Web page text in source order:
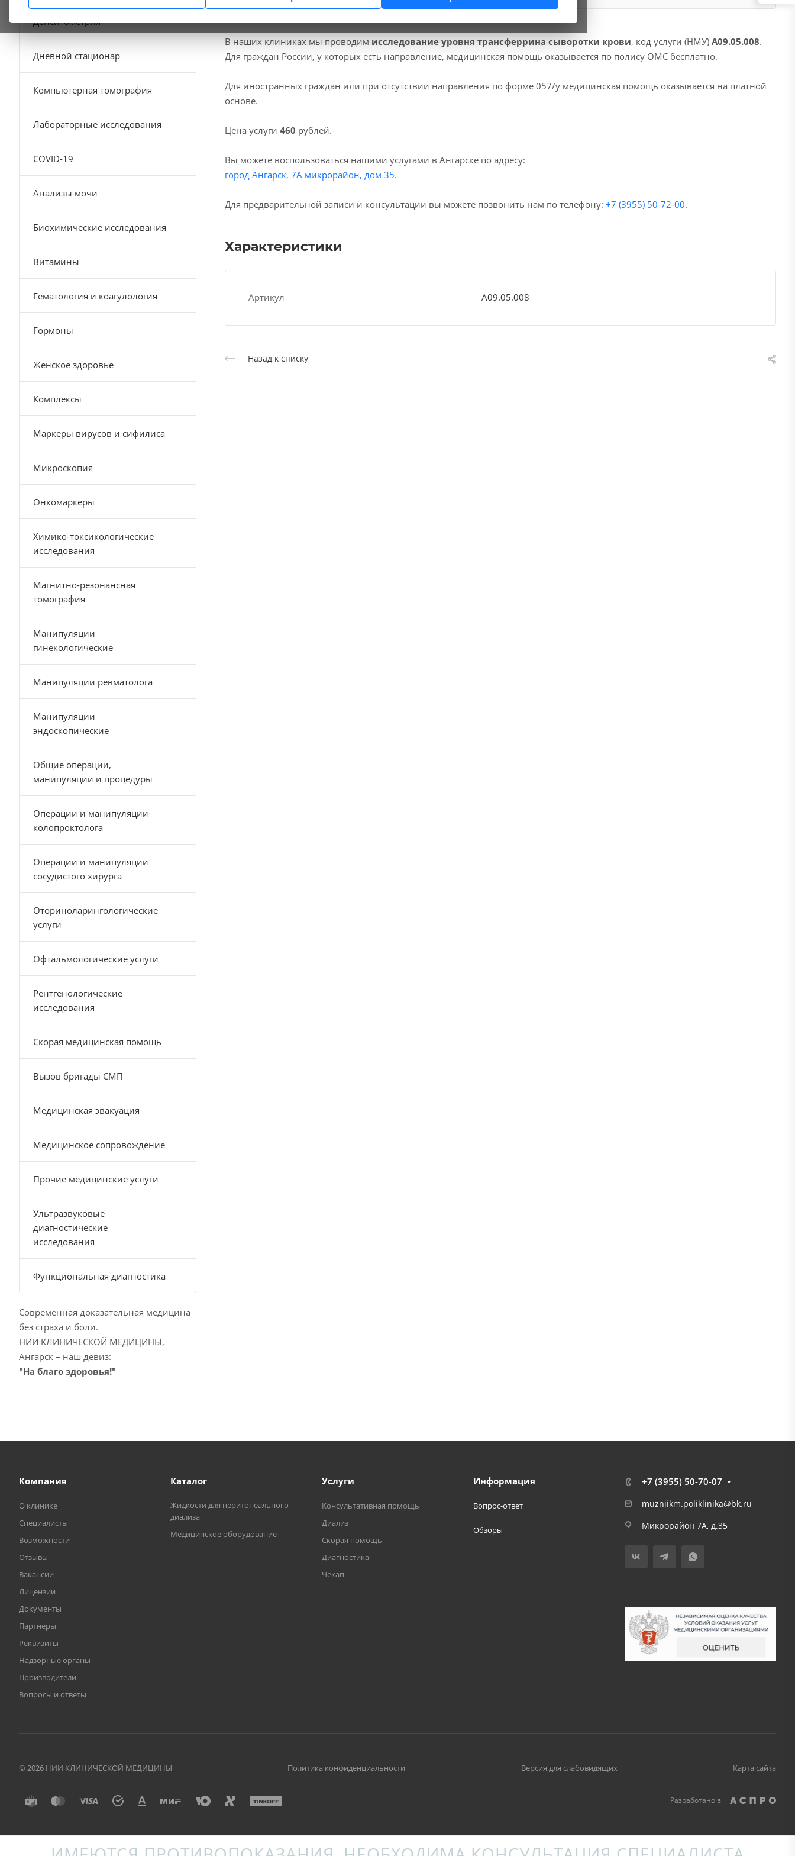
В наших клиниках мы проводим исследование уровня трансферрина сыворотки крови, код услуги (НМУ) A09.05.008.
Для граждан России, у которых есть направление, медицинская помощь оказывается по полису ОМС бесплатно.
Для иностранных граждан или при отсутствии направления по форме 057/у медицинская помощь оказывается на платной
основе.
Цена услуги 460 рублей.
Вы можете воспользоваться нашими услугами в Ангарске по адресу:
город Ангарск, 7А микрорайон, дом 35.
Для предварительной записи и консультации вы можете позвонить нам по телефону: +7 (3955) 50-72-00.
Характеристики
Артикул A09.05.008
Назад к списку
Денситометрия
Дневной стационар
Компьютерная томография
Лабораторные исследования
COVID-19
Анализы мочи
Биохимические исследования
Витамины
Гематология и коагулология
Гормоны
Женское здоровье
Комплексы
Маркеры вирусов и сифилиса
Микроскопия
Онкомаркеры
Химико-токсикологические
исследования
Магнитно-резонансная
томография
Манипуляции
гинекологические
Манипуляции ревматолога
Манипуляции
эндоскопические
Общие операции,
манипуляции и процедуры
Операции и манипуляции
колопроктолога
Операции и манипуляции
сосудистого хирурга
Оториноларингологические
услуги
Офтальмологические услуги
Рентгенологические
исследования
Скорая медицинская помощь
Вызов бригады СМП
Медицинская эвакуация
Медицинское сопровождение
Прочие медицинские услуги
Ультразвуковые
диагностические
исследования
Функциональная диагностика
Современная доказательная медицина
без страха и боли.
НИИ КЛИНИЧЕСКОЙ МЕДИЦИНЫ,
Ангарск – наш девиз:
"На благо здоровья!"
Компания
О клинике
Специалисты
Возможности
Отзывы
Вакансии
Лицензии
Документы
Партнеры
Реквизиты
Надзорные органы
Производители
Вопросы и ответы
Каталог
Жидкости для перитонеального
диализа
Медицинское оборудование
Услуги
Консультативная помощь
Диализ
Скорая помощь
Диагностика
Чекап
Информация
Вопрос-ответ
Обзоры
+7 (3955) 50-70-07
muzniikm.poliklinika@bk.ru
Микрорайон 7А, д.35
© 2026 НИИ КЛИНИЧЕСКОЙ МЕДИЦИНЫ Политика конфиденциальности Версия для слабовидящих Карта сайта
Разработано в